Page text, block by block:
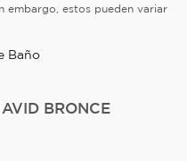
embargo, estos pueden variar
Baño
BRONCE